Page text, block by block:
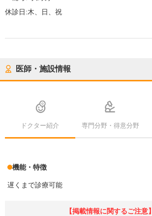
休診日:木、日、祝
医師・施設情報
ドクター紹介 専門分野・得意分野
機能・特徴
遅くまで診療可能
【掲載情報に関するご注意】